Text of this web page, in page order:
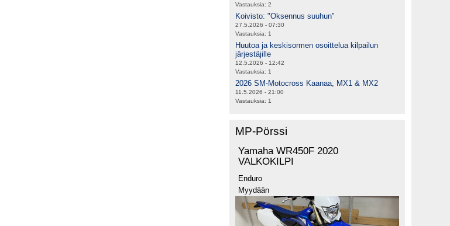
Vastauksia: 2
Koivisto: "Oksennus suuhun"
27.5.2026 - 07:30
Vastauksia: 1
Huutoa ja keskisormen osoittelua kilpailun
järjestäjille
12.5.2026 - 12:42
Vastauksia: 1
2026 SM-Motocross Kaanaa, MX1 & MX2
11.5.2026 - 21:00
Vastauksia: 1
MP-Pörssi
Yamaha WR450F 2020
VALKOKILPI
Enduro
Myydään